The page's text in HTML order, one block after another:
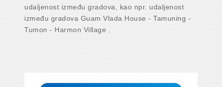
udaljenost između gradova, kao npr. udaljenost
između gradova Guam Vlada House - Tamuning -
Tumon - Harmon Village .